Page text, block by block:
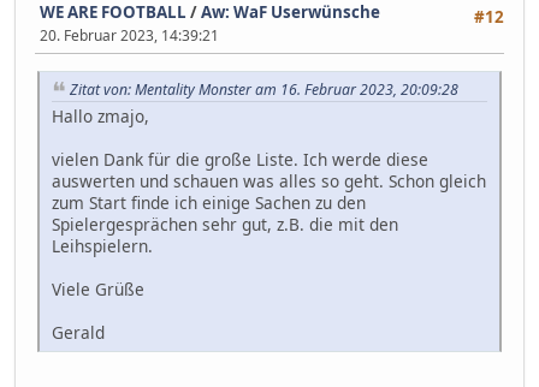
#12
WE ARE FOOTBALL /Aw: WaF Userwünsche
20. Februar 2023, 14:39:21
Zitat von: Mentality Monster am 16. Februar 2023, 20:09:28
Hallo zmajo,
vielen Dank für die große Liste. Ich werde diese
auswerten und schauen was alles so geht. Schon gleich
zum Start finde ich einige Sachen zu den
Spielergesprächen sehr gut, z.B. die mit den
Leihspielern.
Viele Grüße
Gerald